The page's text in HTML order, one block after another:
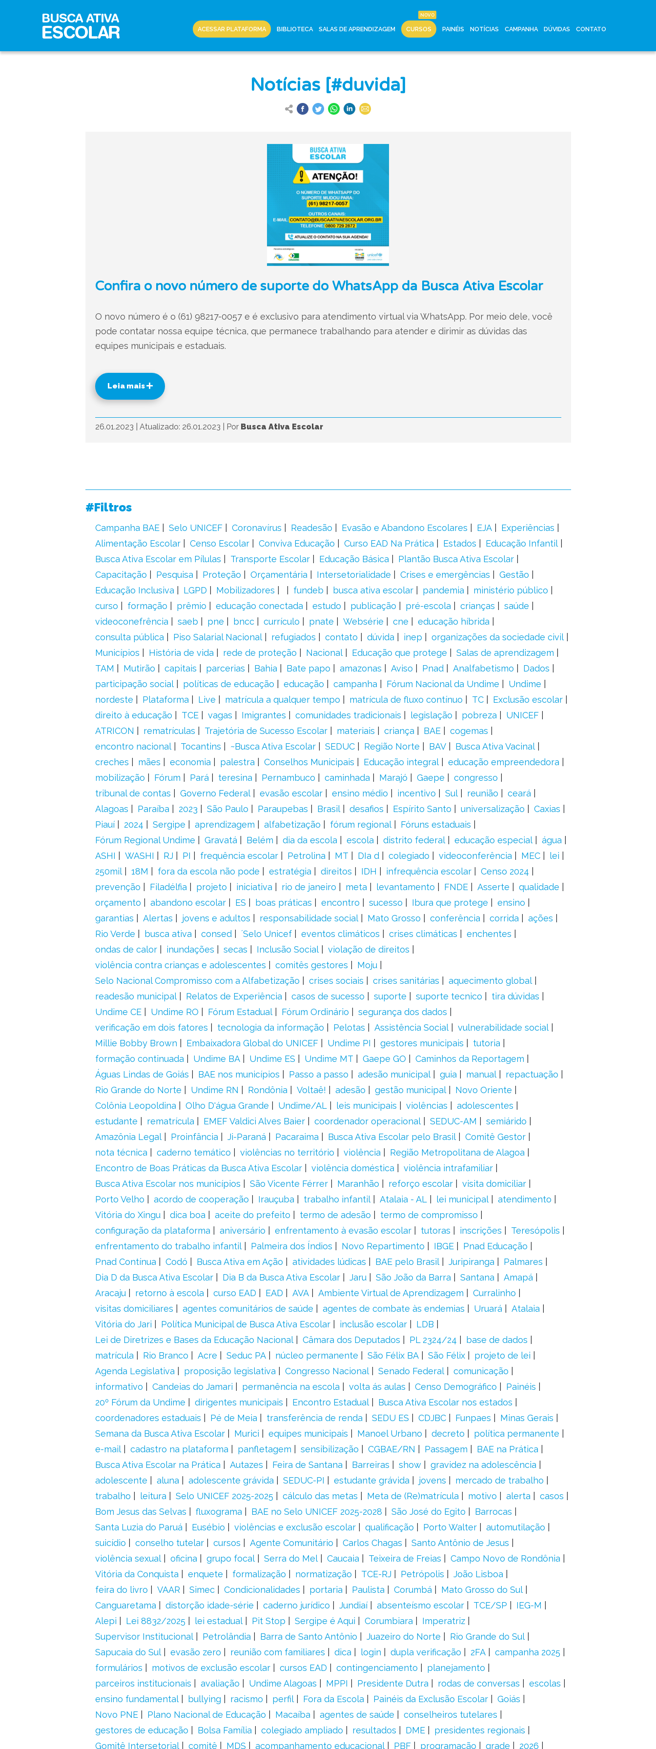
ACESSAR PLATAFORMA BIBLIOTECA SALAS DE APRENDIZAGEM CURSOS PAINÉIS NOTÍCIAS CAMPANHA DÚVIDAS CONTATO
Notícias [#duvida]
Confira o novo número de suporte do WhatsApp da Busca Ativa Escolar
O novo número é o (61) 98217-0057 e é exclusivo para atendimento virtual via WhatsApp. Por meio dele, você
pode contatar nossa equipe técnica, que permanece trabalhando para atender e dirimir as dúvidas das
equipes municipais e estaduais.
Leia mais
26.01.2023 Atualizado: 26.01.2023 Por Busca Ativa Escolar
#Filtros
Campanha BAE Selo UNICEF Coronavírus Readesão Evasão e Abandono Escolares EJA
Experiências
Alimentação Escolar
Censo Escolar Conviva Educação Curso EAD Na Prática Estados
Educação Infantil
Busca Ativa Escolar em Pílulas
Transporte Escolar Educação Básica
Plantão Busca Ativa Escolar
Capacitação
Pesquisa Proteção Orçamentária Intersetorialidade Crises e emergências
Gestão
Educação Inclusiva
LGPD Mobilizadores fundeb busca ativa escolar pandemia
ministério público
curso
formação prêmio educação conectada estudo publicação pré-escola crianças
saúde
videoconefrência
saeb pne bncc currículo pnate Websérie cne
educação híbrida
consulta pública
Piso Salarial Nacional refugiados contato dúvida inep
organizações da sociedade civil
Municípios
História de vida rede de proteção Nacional Educação que protege
Salas de aprendizagem
TAM
Mutirão capitais parcerias Bahia Bate papo amazonas Aviso Pnad Analfabetismo
Dados
participação social
políticas de educação educação campanha Fórum Nacional da Undime
Undime
nordeste
Plataforma Live matrícula a qualquer tempo matrícula de fluxo contínuo TC
Exclusão escolar
direito à educação
TCE vagas Imigrantes comunidades tradicionais legislação pobreza
UNICEF
ATRICON
rematrículas Trajetória de Sucesso Escolar materiais criança BAE
cogemas
encontro nacional
Tocantins ~Busca Ativa Escolar SEDUC Região Norte BAV
Busca Ativa Vacinal
creches
mães economia palestra Conselhos Municipais Educação integral
educação empreendedora
mobilização
Fórum Pará teresina Pernambuco caminhada Marajó Gaepe
congresso
tribunal de contas
Governo Federal evasão escolar ensino médio incentivo Sul reunião
ceará
Alagoas
Paraíba 2023 São Paulo Paraupebas Brasil desafios Espírito Santo universalização
Caxias
Piauí
2024 Sergipe aprendizagem alfabetização fórum regional
Fóruns estaduais
Fórum Regional Undime
Gravatá Belém dia da escola escola distrito federal educação especial
água
ASHI
WASHI RJ PI frequência escolar Petrolina MT DIa d colegiado videoconferência MEC
lei
250mil
18M fora da escola não pode estratégia direitos IDH infrequência escolar
Censo 2024
prevenção
Filadélfia projeto iniciativa rio de janeiro meta levantamento FNDE Asserte
qualidade
orçamento
abandono escolar ES boas práticas encontro sucesso Ibura que protege
ensino
garantias
Alertas jovens e adultos responsabilidade social Mato Grosso conferência corrida
ações
Rio Verde
busca ativa consed ´Selo Unicef eventos climáticos crises climáticas
enchentes
ondas de calor
inundações secas Inclusão Social
violação de direitos
violência contra crianças e adolescentes
comitês gestores
Moju
Selo Nacional Compromisso com a Alfabetização
crises sociais crises sanitárias
aquecimento global
readesão municipal
Relatos de Experiência casos de sucesso suporte suporte tecnico
tira dúvidas
Undime CE
Undime RO Fórum Estadual Fórum Ordinário
segurança dos dados
verificação em dois fatores
tecnologia da informação Pelotas Assistência Social
vulnerabilidade social
Millie Bobby Brown
Embaixadora Global do UNICEF Undime PI gestores municipais
tutoria
formação continuada
Undime BA Undime ES Undime MT Gaepe GO
Caminhos da Reportagem
Águas Lindas de Goiás
BAE nos municípios Passo a passo adesão municipal guia manual
repactuação
Rio Grande do Norte
Undime RN Rondônia Voltaê! adesão gestão municipal
Novo Oriente
Colônia Leopoldina
Olho D'água Grande Undime/AL leis municipais violências
adolescentes
estudante
rematrícula EMEF Valdici Alves Baier coordenador operacional SEDUC-AM
semiárido
Amazônia Legal
Proinfância Ji-Paraná Pacaraima Busca Ativa Escolar pelo Brasil
Comitê Gestor
nota técnica
caderno temático violências no território violência
Região Metropolitana de Alagoa
Encontro de Boas Práticas da Busca Ativa Escolar
violência doméstica
violência intrafamiliar
Busca Ativa Escolar nos municípios
São Vicente Férrer Maranhão reforço escolar
visita domiciliar
Porto Velho
acordo de cooperação Irauçuba trabalho infantil Atalaia - AL lei municipal
atendimento
Vitória do Xingu
dica boa aceite do prefeito termo de adesão
termo de compromisso
configuração da plataforma
aniversário enfrentamento à evasão escolar tutoras inscrições
Teresópolis
enfrentamento do trabalho infantil
Palmeira dos Índios Novo Repartimento IBGE
Pnad Educação
Pnad Contínua
Codó Busca Ativa em Ação atividades lúdicas BAE pelo Brasil Juripiranga
Palmares
Dia D da Busca Ativa Escolar
Dia B da Busca Ativa Escolar Jaru São João da Barra Santana
Amapá
Aracaju
retorno à escola curso EAD EAD AVA Ambiente Virtual de Aprendizagem
Curralinho
visitas domiciliares
agentes comunitários de saúde agentes de combate às endemias Uruará
Atalaia
Vitória do Jari
Política Municipal de Busca Ativa Escolar inclusão escolar
LDB
Lei de Diretrizes e Bases da Educação Nacional
Câmara dos Deputados PL 2324/24
base de dados
matrícula
Rio Branco Acre Seduc PA núcleo permanente São Félix BA São Félix
projeto de lei
Agenda Legislativa
proposição legislativa Congresso Nacional Senado Federal
comunicação
informativo
Candeias do Jamari permanência na escola volta ás aulas Censo Demográfico
Painéis
20º Fórum da Undime
dirigentes municipais Encontro Estadual
Busca Ativa Escolar nos estados
coordenadores estaduais
Pé de Meia transferência de renda SEDU ES CDJBC Funpaes
Minas Gerais
Semana da Busca Ativa Escolar
Murici equipes municipais Manoel Urbano decreto
política permanente
e-mail
cadastro na plataforma panfletagem sensibilização CGBAE/RN Passagem
BAE na Prática
Busca Ativa Escolar na Prática
Autazes Feira de Santana Barreiras show
gravidez na adolescência
adolescente
aluna adolescente grávida SEDUC-PI estudante grávida jovens
mercado de trabalho
trabalho
leitura Selo UNICEF 2025-2025 cálculo das metas Meta de (Re)matrícula motivo alerta
casos
Bom Jesus das Selvas
fluxograma BAE no Selo UNICEF 2025-2028 São José do Egito
Barrocas
Santa Luzia do Paruá
Eusébio violências e exclusão escolar qualificação Porto Walter
automutilação
suicídio
conselho tutelar cursos Agente Comunitário Carlos Chagas
Santo Antônio de Jesus
violência sexual
oficina grupo focal Serra do Mel Caucaia Teixeira de Freias
Campo Novo de Rondônia
Vitória da Conquista
enquete formalização normatização TCE-RJ Petrópolis
João Lisboa
feira do livro
VAAR Simec Condicionalidades portaria Paulista Corumbá
Mato Grosso do Sul
Canguaretama
distorção idade-série caderno jurídico Jundiaí absenteísmo escolar TCE/SP
IEG-M
Alepi
Lei 8832/2025 lei estadual Pit Stop Sergipe é Aqui Corumbiara
Imperatriz
Supervisor Institucional
Petrolândia Barra de Santo Antônio Juazeiro do Norte
Rio Grande do Sul
Sapucaia do Sul
evasão zero reunião com familiares dica login dupla verificação 2FA
campanha 2025
formulários
motivos de exclusão escolar cursos EAD contingenciamento
planejamento
parceiros institucionais
avaliação Undime Alagoas MPPI Presidente Dutra rodas de conversas
escolas
ensino fundamental
bullying racismo perfil Fora da Escola Painéis da Exclusão Escolar
Goiás
Novo PNE
Plano Nacional de Educação Macaíba agentes de saúde
conselheiros tutelares
gestores de educação
Bolsa Família colegiado ampliado resultados DME
presidentes regionais
Gomitê Intersetorial
comitê MDS acompanhamento educacional PBF programação grade 2026